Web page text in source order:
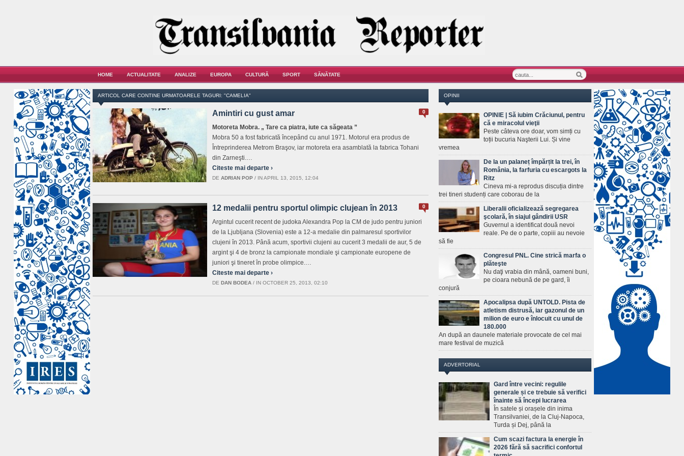
HOME ACTUALITATE ANALIZE EUROPA CULTURĂ SPORT SĂNĂTATE
ARTICOL CARE CONTINE URMATOARELE TAGURI: "CAMELIA"
0
Amintiri cu gust amar
Motoreta Mobra. „ Tare ca piatra, iute ca săgeata ”
Mobra 50 a fost fabricată începând cu anul 1971. Motorul era produs de
Întreprinderea Metrom Braşov, iar motoreta era asamblată la fabrica Tohani
din Zarneşti.…
Citeste mai departe ›
DE ADRIAN POP / IN APRIL 13, 2015, 12:04
0
12 medalii pentru sportul olimpic clujean în 2013
Argintul cucerit recent de judoka Alexandra Pop la CM de judo pentru juniori
de la Ljubljana (Slovenia) este a 12-a medalie din palmaresul sportivilor
clujeni în 2013. Până acum, sportivii clujeni au cucerit 3 medalii de aur, 5 de
argint şi 4 de bronz la campionate mondiale şi campionate europene de
juniori şi tineret în probe olimpice.…
Citeste mai departe ›
DE DAN BODEA / IN OCTOBER 25, 2013, 02:10
OPINII
OPINIE | Să iubim Crăciunul, pentru
că e miracolul vieţii
Peste câteva ore doar, vom simți cu
toții bucuria Naşterii Lui. Și vine
vremea
De la un palaneț împărțit la trei, în
România, la farfuria cu escargots la
Ritz
Cineva mi-a reprodus discuția dintre
trei tineri studenți care coborau de la
Liberalii oficializează segregarea
şcolară, în siajul gândirii USR
Guvernul a identificat două nevoi
reale. Pe de o parte, copiii au nevoie
să fie
Congresul PNL. Cine strică marfa o
plăteşte
Nu daţi vrabia din mână, oameni buni,
pe cioara nebună de pe gard, îi
conjură
Apocalipsa după UNTOLD. Pista de
atletism distrusă, iar gazonul de un
milion de euro e înlocuit cu unul de
180.000
An după an daunele materiale provocate de cel mai
mare festival de muzică
ADVERTORIAL
Gard între vecini: regulile
generale și ce trebuie să verifici
înainte să începi lucrarea
În satele și orașele din inima
Transilvaniei, de la Cluj-Napoca,
Turda și Dej, până la
Cum scazi factura la energie în
2026 fără să sacrifici confortul